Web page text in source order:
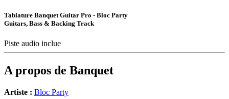
Tablature Banquet Guitar Pro - Bloc Party
Guitars, Bass & Backing Track
Piste audio inclue
A propos de Banquet
Artiste : Bloc Party